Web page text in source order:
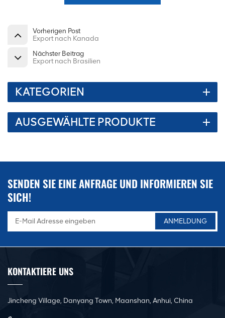
Vorherigen Post
Export nach Kanada
Nächster Beitrag
Export nach Brasilien
KATEGORIEN
AUSGEWÄHLTE PRODUKTE
SENDEN SIE EINE ANFRAGE UND INFORMIEREN SIE
SICH!
KONTAKTIERE UNS
Jincheng Village, Danyang Town, Maanshan, Anhui, China